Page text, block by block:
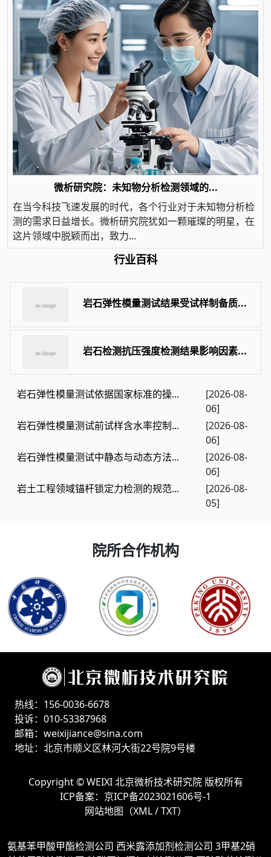
微析研究院：未知物分析检测领域的...
在当今科技飞速发展的时代，各个行业对于未知物分析检
测的需求日益增长。微析研究院犹如一颗璀璨的明星，在
这片领域中脱颖而出，致力...
行业百科
岩石弹性模量测试结果受试样制备质...
岩石检测抗压强度检测结果影响因素...
岩石弹性模量测试依据国家标准的操...
[2026-08-
06]
岩石弹性模量测试前试样含水率控制...
[2026-08-
06]
岩石弹性模量测试中静态与动态方法...
[2026-08-
06]
岩土工程领域锚杆锁定力检测的规范...
[2026-08-
05]
院所合作机构
热线：156-0036-6678
投诉：010-53387968
邮箱：weixijiance@sina.com
地址：北京市顺义区林河大街22号院9号楼
Copyright ©WEIXI 北京微析技术研究院版权所有
ICP备案： 京ICP备2023021606号-1
网站地图（XML/TXT）
氨基苯甲酸甲酯检测公司 西米露添加剂检测公司 3甲基2硝